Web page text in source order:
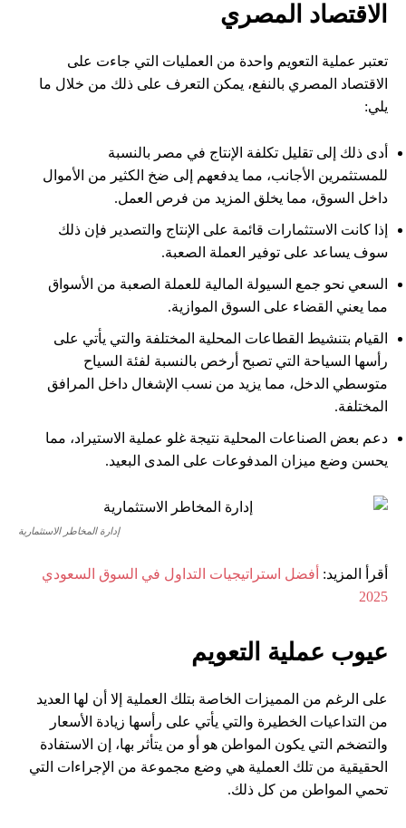
الاقتصاد المصري
تعتبر عملية التعويم واحدة من العمليات التي جاءت على
الاقتصاد المصري بالنفع، يمكن التعرف على ذلك من خلال ما
يلي:
أدى ذلك إلى تقليل تكلفة الإنتاج في مصر بالنسبة
للمستثمرين الأجانب، مما يدفعهم إلى ضخ الكثير من الأموال
داخل السوق، مما يخلق المزيد من فرص العمل.
إذا كانت الاستثمارات قائمة على الإنتاج والتصدير فإن ذلك
سوف يساعد على توفير العملة الصعبة.
السعي نحو جمع السيولة المالية للعملة الصعبة من الأسواق
مما يعني القضاء على السوق الموازية.
القيام بتنشيط القطاعات المحلية المختلفة والتي يأتي على
رأسها السياحة التي تصبح أرخص بالنسبة لفئة السياح
متوسطي الدخل، مما يزيد من نسب الإشغال داخل المرافق
المختلفة.
دعم بعض الصناعات المحلية نتيجة غلو عملية الاستيراد، مما
يحسن وضع ميزان المدفوعات على المدى البعيد.
إدارة المخاطر الاستثمارية
أقرأ المزيد: أفضل استراتيجيات التداول في السوق السعودي
2025
عيوب عملية التعويم
على الرغم من المميزات الخاصة بتلك العملية إلا أن لها العديد
من التداعيات الخطيرة والتي يأتي على رأسها زيادة الأسعار
والتضخم التي يكون المواطن هو أو من يتأثر بها، إن الاستفادة
الحقيقية من تلك العملية هي وضع مجموعة من الإجراءات التي
تحمي المواطن من كل ذلك.